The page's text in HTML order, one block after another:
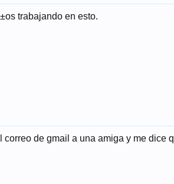
trabajando en esto.
de gmail a una amiga y me dice